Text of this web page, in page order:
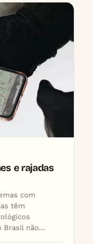
e rajadas
com
têm
Brasil não…